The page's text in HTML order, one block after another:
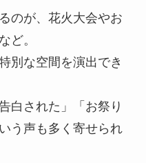
のが、花火大会やお
ど。
別な空間を演出でき
白された」「お祭り
う声も多く寄せられ